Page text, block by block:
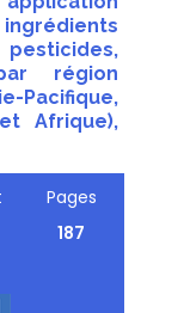
région
Pacifique,
Afrique),
Pages
187